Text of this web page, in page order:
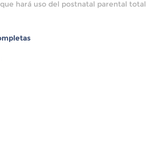
hará uso del postnatal parental total